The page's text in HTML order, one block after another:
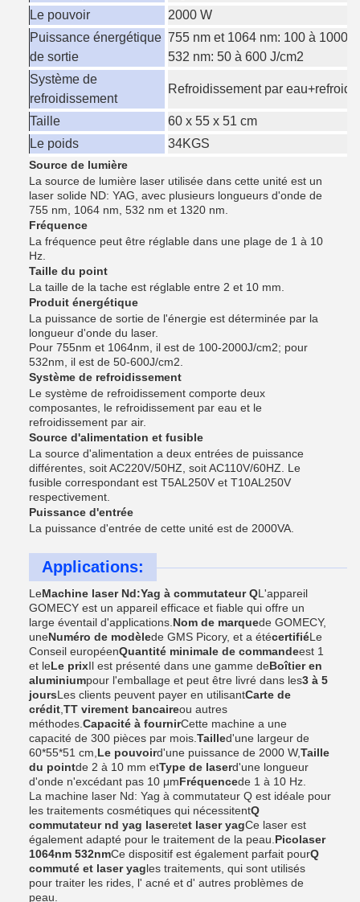
Le pouvoir
2000 W
Puissance énergétique
de sortie
755 nm et 1064 nm: 100 à 1000
532 nm: 50 à 600 J/cm2
Système de
refroidissement
Refroidissement par
Taille
60 x 55 x 51 cm
Le poids
34KGS
Source de lumière
La source de lumière laser utilisée dans cette unité est un
laser solide ND: YAG, avec plusieurs longueurs d'onde de
755 nm, 1064 nm, 532 nm et 1320 nm.
Fréquence
La fréquence peut être réglable dans une plage de 1 à 10
Hz.
Taille du point
La taille de la tache est réglable entre 2 et 10 mm.
Produit énergétique
La puissance de sortie de l'énergie est déterminée par la
longueur d'onde du laser.
Pour 755nm et 1064nm, il est de 100-2000J/cm2; pour
532nm, il est de 50-600J/cm2.
Système de refroidissement
Le système de refroidissement comporte deux
composantes, le refroidissement par eau et le
refroidissement par air.
Source d'alimentation et fusible
La source d'alimentation a deux entrées de puissance
différentes, soit AC220V/50HZ, soit AC110V/60HZ. Le
fusible correspondant est T5AL250V et T10AL250V
respectivement.
Puissance d'entrée
La puissance d'entrée de cette unité est de 2000VA.
Applications:
LeMachine laser Nd:Yag à commutateur QL'appareil
GOMECY est un appareil efficace et fiable qui offre un
large éventail d'applications. Nom de marquede GOMECY,
uneNuméro de modèlede GMS Picory, et a étécertifiéLe
Conseil européenQuantité minimale de commandeest 1
et leLe prixIl est présenté dans une gamme deBoîtier en
aluminiumpour l'emballage et peut être livré dans les3 à 5
joursLes clients peuvent payer en utilisantCarte de
crédit TT virement bancaireou autres
méthodes. Capacité à fournirCette machine a une
capacité de 300 pièces par mois. Tailled'une largeur de
60*55*51 cm, Le pouvoird'une puissance de 2000 W,Taille
du pointde 2 à 10 mm etType de laserd'une longueur
d'onde n'excédant pas 10 μmFréquencede 1 à 10 Hz.
La machine laser Nd: Yag à commutateur Q est idéale pour
les traitements cosmétiques qui nécessitentQ
commutateur nd yag laseretet laser yagCe laser est
également adapté pour le traitement de la peau. Picolaser
1064nm 532nmCe dispositif est également parfait pourQ
commuté et laser yagles traitements, qui sont utilisés
pour traiter les rides, l' acné et d' autres problèmes de
peau.